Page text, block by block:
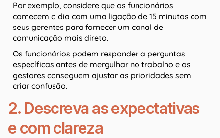
Por exemplo, considere que os funcionários
comecem o dia com uma ligação de 15 minutos com
seus gerentes para fornecer um canal de
comunicação mais direto.
Os funcionários podem responder a perguntas
específicas antes de mergulhar no trabalho e os
gestores conseguem ajustar as prioridades sem
criar confusão.
2. Descreva as expectativas
e com clareza